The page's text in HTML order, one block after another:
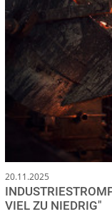
20.11.2025
VIEL ZU NIEDRIG"